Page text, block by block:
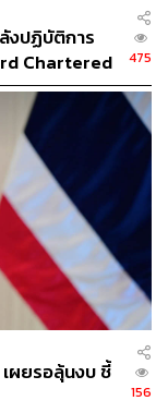
งปฏิบัติการ
Chartered
ดอลลาร์
475
เผยรอลุ้นงบ ชี้
156